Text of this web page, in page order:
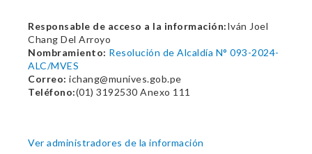
Responsable de acceso a la información:Iván Joel
Chang Del Arroyo
Nombramiento: Resolución de Alcaldía N° 093-2024-
ALC/MVES
Correo: ichang@munives.gob.pe
Teléfono:(01) 3192530 Anexo 111
Ver administradores de la información